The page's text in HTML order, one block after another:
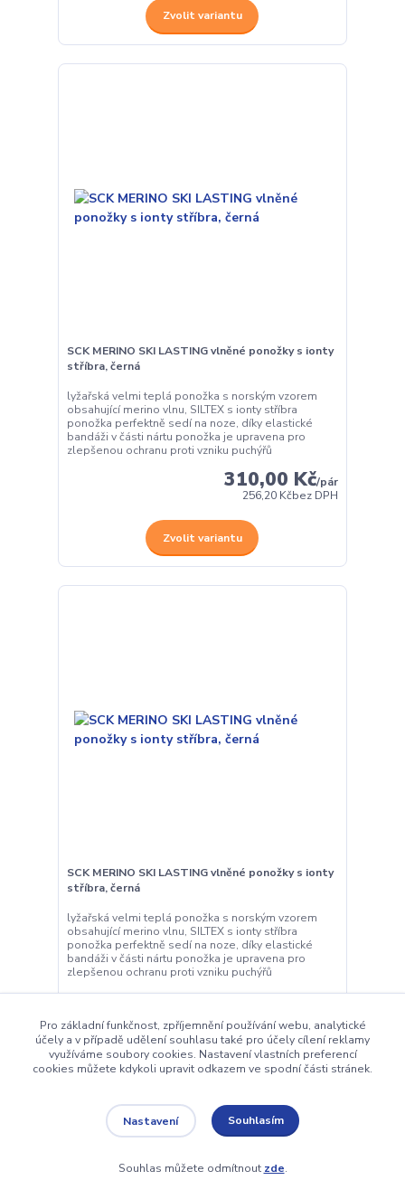
Zvolit variantu
SCK MERINO SKI LASTING vlněné ponožky s ionty
stříbra, černá
lyžařská velmi teplá ponožka s norským vzorem
obsahující merino vlnu, SILTEX s ionty stříbra
ponožka perfektně sedí na noze, díky elastické
bandáži v části nártu ponožka je upravena pro
zlepšenou ochranu proti vzniku puchýřů
310,00 Kč/pár
256,20 Kčbez DPH
Zvolit variantu
SCK MERINO SKI LASTING vlněné ponožky s ionty
stříbra, černá
lyžařská velmi teplá ponožka s norským vzorem
obsahující merino vlnu, SILTEX s ionty stříbra
ponožka perfektně sedí na noze, díky elastické
bandáži v části nártu ponožka je upravena pro
zlepšenou ochranu proti vzniku puchýřů
310,00 Kč
256,20 Kč
bez DPH
Zvolit variantu
TOP produkt
Pro základní funkčnost, zpříjemnění používání webu, analytické
účely a v případě udělení souhlasu také pro účely cílení reklamy
využíváme soubory cookies. Nastavení vlastních preferencí
cookies můžete kdykoli upravit odkazem ve spodní části stránek.
Nastavení Souhlasím
Souhlas můžete odmítnout zde.